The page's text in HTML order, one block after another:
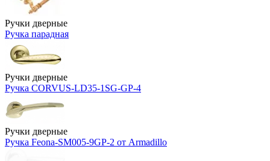
Ручки дверные
Ручка парадная
Ручки дверные
Ручка CORVUS-LD35-1SG-GP-4
Ручки дверные
Ручка Feona-SM005-9GP-2 от Armadillo